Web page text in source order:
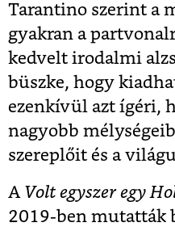
Tarantino szerint a
gyakran a
kedvelt irodalmi
büszke, hogy
ezenkívül azt ígéri,
nagyobb
szereplőit és a
A Volt egyszer egy
2019-ben mutatták